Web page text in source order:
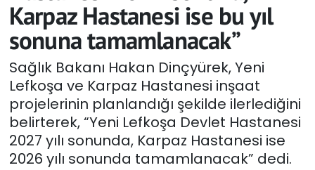
Karpaz Hastanesi ise bu yıl
sonuna tamamlanacak”
Sağlık Bakanı Hakan Dinçyürek, Yeni
Lefkoşa ve Karpaz Hastanesi inşaat
projelerinin planlandığı şekilde ilerlediğini
belirterek, “Yeni Lefkoşa Devlet Hastanesi
2027 yılı sonunda, Karpaz Hastanesi ise
2026 yılı sonunda tamamlanacak” dedi.
Foto Galeri
GEZİ
Güncel
Gündem
KKTC
Haber Arşivi